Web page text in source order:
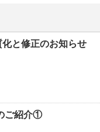
と修正のお知らせ
ご紹介①